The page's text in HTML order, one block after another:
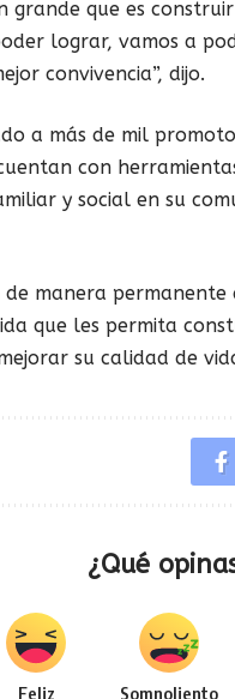
que es
lograr, vamos a
convivencia”, dijo.
a más de mil
con
y social en su
manera
que les permita
su calidad de
¿Qué
Feliz Somnoliento